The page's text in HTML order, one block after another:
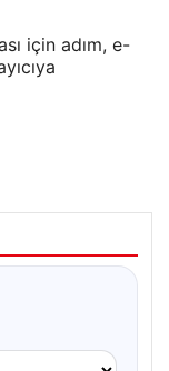
için adım, e-